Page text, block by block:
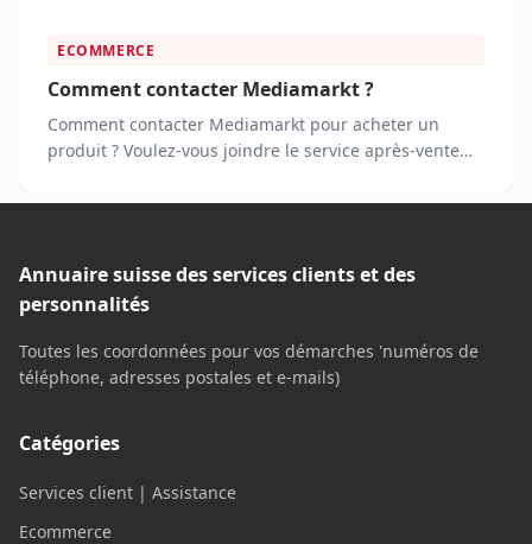
ECOMMERCE
Comment contacter Mediamarkt ?
Comment contacter Mediamarkt pour acheter un
produit ? Voulez-vous joindre le service après-vente
Annuaire suisse des services clients et des
personnalités
Toutes les coordonnées pour vos démarches 'numéros de
téléphone, adresses postales et e-mails)
Catégories
Services client | Assistance
Ecommerce